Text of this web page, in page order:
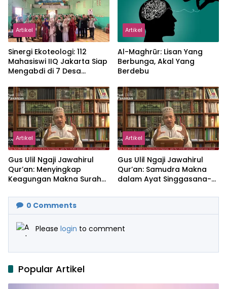
Artikel
‎Sinergi Ekoteologi: 112
Mahasiswi IIQ Jakarta Siap
Mengabdi di 7 Desa
Artikel
Al-Maghrūr: Lisan Yang
Berbunga, Akal Yang
Berdebu
Artikel
Gus Ulil Ngaji Jawahirul
Qur’an: Menyingkap
Keagungan Makna Surah
Artikel
Gus Ulil Ngaji Jawahirul
Qur’an: Samudra Makna
dalam Ayat Singgasana-
0 Comments
Please login to comment
Popular Artikel